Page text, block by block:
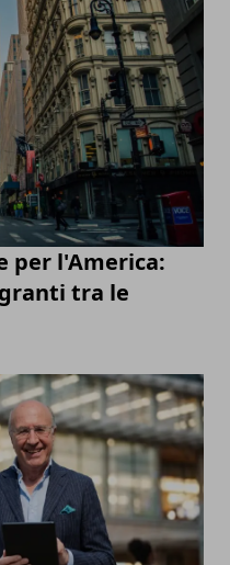
per l'America:
tra le